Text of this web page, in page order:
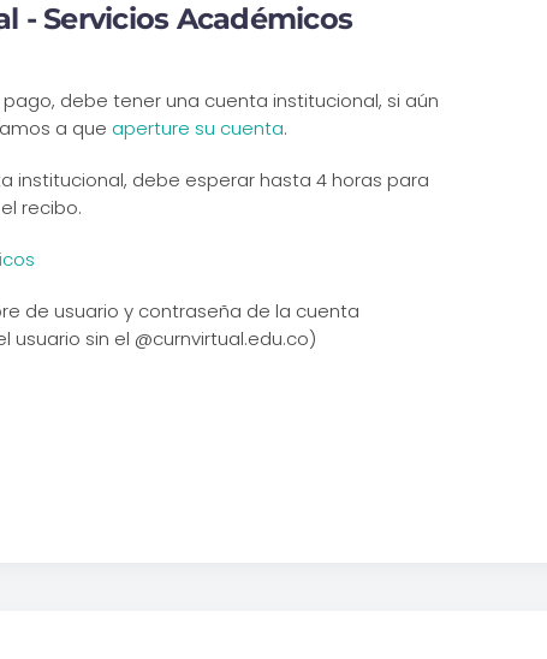
- Servicios Académicos
debe tener una cuenta institucional, si aún
a que aperture su cuenta.
institucional, debe esperar hasta 4 horas para
recibo.
de usuario y contraseña de la cuenta
usuario sin el @curnvirtual.edu.co)